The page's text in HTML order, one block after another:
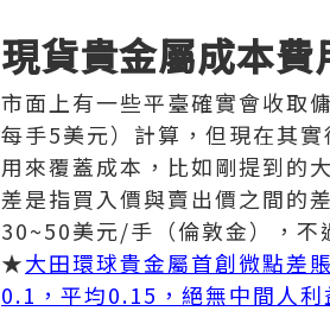
現貨貴金屬成本費
市面上有一些平臺確實會收取
每手5美元）計算，但現在其
用來覆蓋成本，比如剛提到的
差是指買入價與賣出價之間的
30~50美元/手（倫敦金），不
★大田環球貴金屬首創微點差
0.1，平均0.15，絕無中間人利